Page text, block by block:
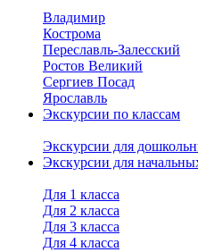
Владимир
Кострома
Переславль-Залесский
Ростов Великий
Сергиев Посад
Ярославль
Экскурсии по классам
Экскурсии для
Экскурсии для
Для 1 класса
Для 2 класса
Для 3 класса
Для 4 класса